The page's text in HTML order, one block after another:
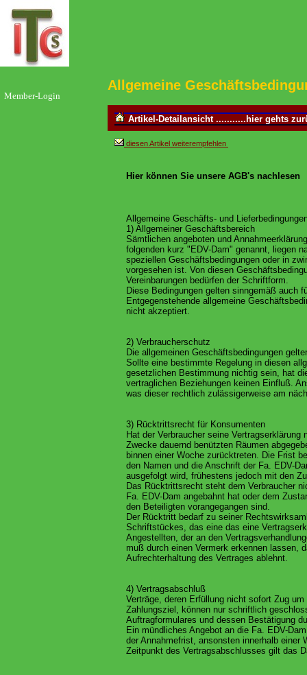
Member-Login
Allgemeine
Artikel-Detailansicht ...........hier gehts
diesen Artikel weiterempfehlen
Hier können Sie unsere AGB's nachlesen
Allgemeine Geschäfts- und
1) Allgemeiner Geschäftsbereich
Sämtlichen angeboten und
folgenden kurz "EDV-Dam" genannt, liegen
speziellen Geschäftsbedingungen oder in
vorgesehen ist. Von diesen
Vereinbarungen bedürfen der Schriftform.
Diese Bedingungen gelten sinngemäß auch
Entgegenstehende allgemeine
nicht akzeptiert.
2) Verbraucherschutz
Die allgemeinen Geschäftsbedingungen
Sollte eine bestimmte Regelung in diesen
gesetzlichen Bestimmung nichtig sein, hat
vertraglichen Beziehungen keinen Einfluß.
was dieser rechtlich zulässigerweise am
3) Rücktrittsrecht für Konsumenten
Hat der Verbraucher seine
Zwecke dauernd benützten Räumen
binnen einer Woche zurücktreten. Die Frist
den Namen und die Anschrift der Fa. EDV-
ausgefolgt wird, frühestens jedoch mit den
Das Rücktrittsrecht steht dem Verbraucher
Fa. EDV-Dam angebahnt hat oder dem
den Beteiligten vorangegangen sind.
Der Rücktritt bedarf zu seiner
Schriftstückes, das eine das eine
Angestellten, der an den
muß durch einen Vermerk erkennen lassen,
Aufrechterhaltung des Vertrages ablehnt.
4) Vertragsabschluß
Verträge, deren Erfüllung nicht sofort Zug
Zahlungsziel, können nur schriftlich
Auftragformulares und dessen Bestätigung
Ein mündliches Angebot an die Fa. EDV-
der Annahmefrist, ansonsten innerhalb einer
Zeitpunkt des Vertragsabschlusses gilt das